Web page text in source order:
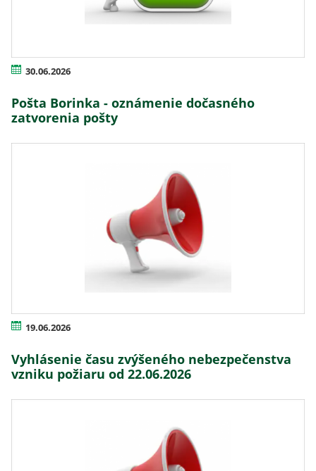
30.06.2026
Pošta Borinka - oznámenie dočasného
zatvorenia pošty
19.06.2026
Vyhlásenie času zvýšeného nebezpečenstva
vzniku požiaru od 22.06.2026